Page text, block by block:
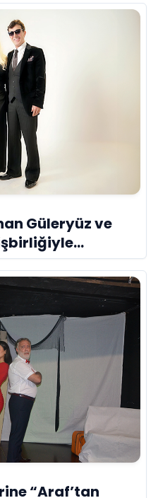
Güleryüz ve
“Deliler
“Araf’tan